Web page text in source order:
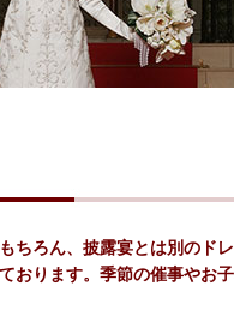
ちろん、披露宴とは別のド
おります。季節の催事やお